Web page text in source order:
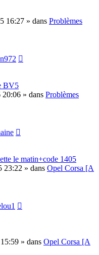
16:27 » dans Problèmes
BV5
20:06 » dans Problèmes
le matin+code 1405
23:22 » dans Opel Corsa [A
» dans Opel Corsa [A